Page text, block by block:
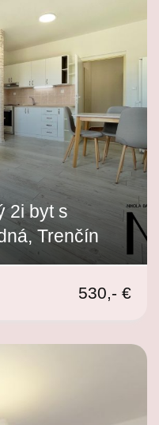
2i byt s
Trenčín
530,- €